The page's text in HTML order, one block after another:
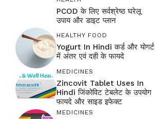
PCOD के लिए सर्वश्रेष्ठ घरेलू
उपाय और डाइट प्लान
HEALTHY FOOD
Yogurt In Hindi कर्ड और योगर्ट
में अंतर एवं दही के फायदे
MEDICINES
Zincovit Tablet Uses In
Hindi जिंकोविट टेबलेट के उपयोग
फायदे और साइड इफेक्ट
MEDICINES